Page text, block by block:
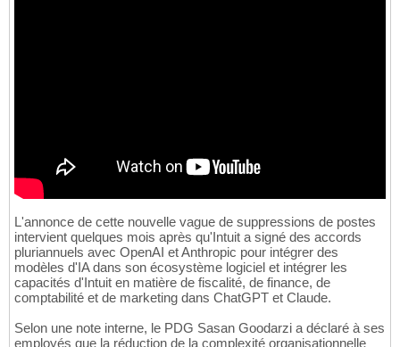
L'annonce de cette nouvelle vague de suppressions de postes
intervient quelques mois après qu'Intuit a signé des accords
pluriannuels avec OpenAI et Anthropic pour intégrer des
modèles d'IA dans son écosystème logiciel et intégrer les
capacités d'Intuit en matière de fiscalité, de finance, de
comptabilité et de marketing dans ChatGPT et Claude.
Selon une note interne, le PDG Sasan Goodarzi a déclaré à ses
employés que la réduction de la complexité organisationnelle